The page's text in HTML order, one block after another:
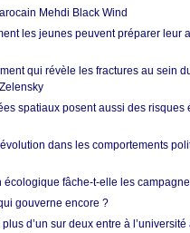
Mehdi Black Wind
les jeunes peuvent préparer leur
qui révèle les fractures au sein
spatiaux posent aussi des risques
dans les comportements
écologique fâche-t-elle les
gouverne encore ?
d’un sur deux entre à l’université